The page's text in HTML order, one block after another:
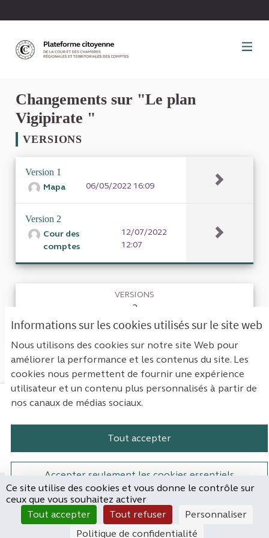
Informations sur les cookies utilisés sur le site web
Nous utilisons des cookies sur notre site Web pour
améliorer la performance et les contenus du site. Les
cookies nous permettent de fournir une expérience
utilisateur et un contenu plus personnalisés à partir de
nos canaux de médias sociaux.
Tout accepter
Accepter seulement les cookies essentiels
Paramètres
Changements sur "Le plan
Vigipirate "
VERSIONS
Version 1
Mapa
06/05/2022 16:09
Version 2
Cour des
comptes
12/07/2022
12:07
VERSIONS
2
RETOURNER À LA PROPOSITION
Mentions légales
Paramètres des cookies
Plateforme de participation de la
Plateforme de participation de la
Plateforme de participation
Plateforme de
Site réalisé par
Open Source Politics
(Lien externe)
grâce aulogiciel libre
Ce site utilise des cookies et vous donne le contrôle sur
ceux que vous souhaitez activer
Tout accepter
Tout refuser
Personnaliser
Politique de confidentialité